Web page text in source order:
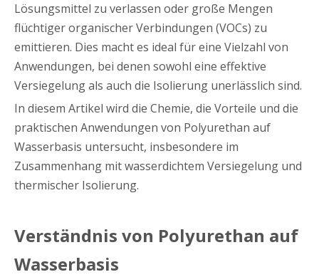
Lösungsmittel zu verlassen oder große Mengen
flüchtiger organischer Verbindungen (VOCs) zu
emittieren. Dies macht es ideal für eine Vielzahl von
Anwendungen, bei denen sowohl eine effektive
Versiegelung als auch die Isolierung unerlässlich sind.
In diesem Artikel wird die Chemie, die Vorteile und die
praktischen Anwendungen von Polyurethan auf
Wasserbasis untersucht, insbesondere im
Zusammenhang mit wasserdichtem Versiegelung und
thermischer Isolierung.
Verständnis von Polyurethan auf
Wasserbasis